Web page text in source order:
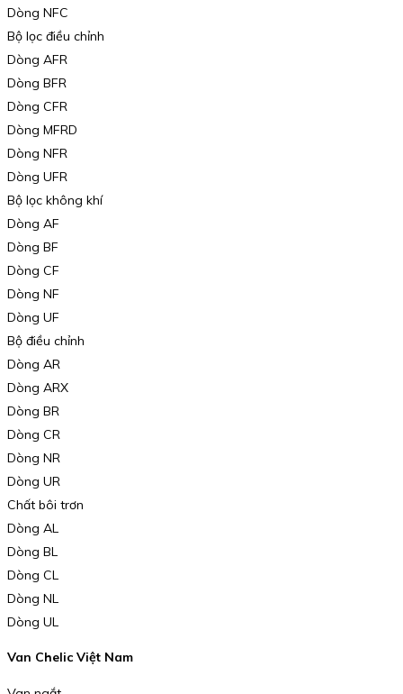
Dòng NFC
Bộ lọc điều chỉnh
Dòng AFR
Dòng BFR
Dòng CFR
Dòng MFRD
Dòng NFR
Dòng UFR
Bộ lọc không khí
Dòng AF
Dòng BF
Dòng CF
Dòng NF
Dòng UF
Bộ điều chỉnh
Dòng AR
Dòng ARX
Dòng BR
Dòng CR
Dòng NR
Dòng UR
Chất bôi trơn
Dòng AL
Dòng BL
Dòng CL
Dòng NL
Dòng UL
Van Chelic Việt Nam